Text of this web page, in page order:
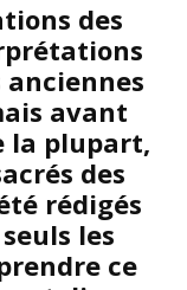
des
avant
la plupart,
des
rédigés
les
ce